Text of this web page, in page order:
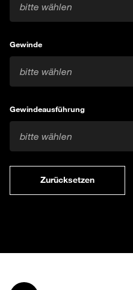
bitte wählen
Gewinde
bitte wählen
Gewindeausführung
bitte wählen
Zurücksetzen